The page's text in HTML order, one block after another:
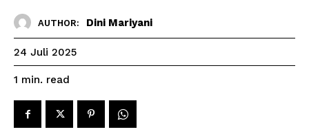
AUTHOR: Dini Mariyani
24 Juli 2025
1 min. read